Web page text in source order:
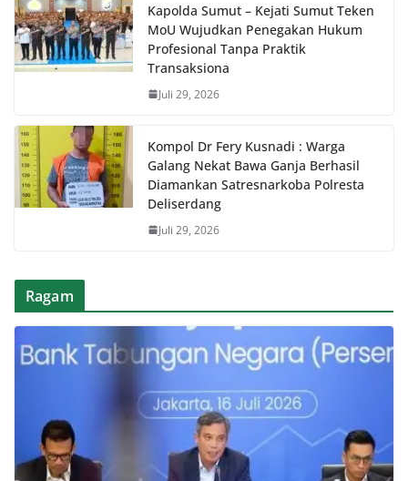
Kapolda Sumut – Kejati Sumut Teken
MoU Wujudkan Penegakan Hukum
Profesional Tanpa Praktik
Transaksiona
Juli 29, 2026
Kompol Dr Fery Kusnadi : Warga
Galang Nekat Bawa Ganja Berhasil
Diamankan Satresnarkoba Polresta
Deliserdang
Juli 29, 2026
Ragam